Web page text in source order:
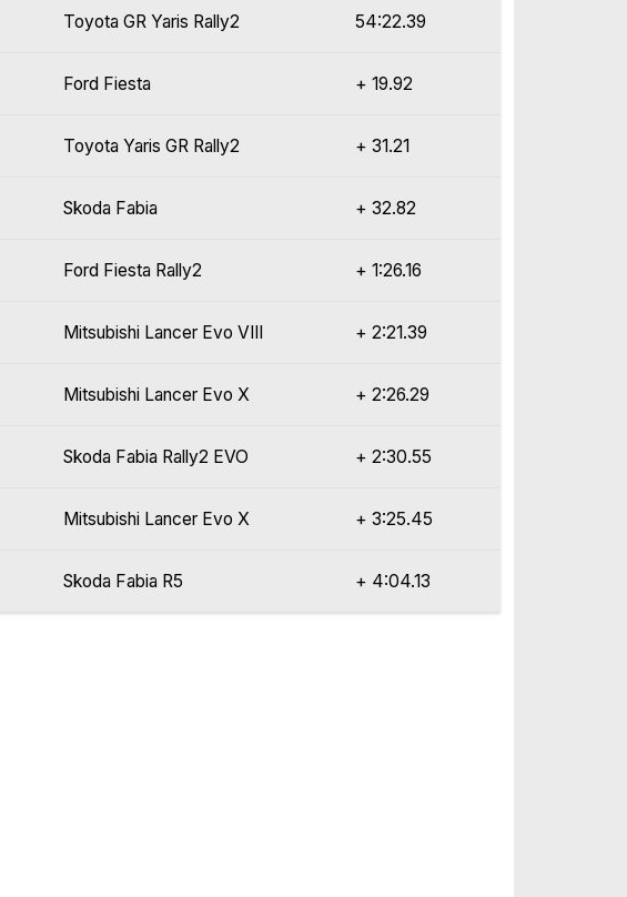
Toyota GR Yaris Rally2 54:22.39
Ford Fiesta + 19.92
Toyota Yaris GR Rally2 + 31.21
Skoda Fabia + 32.82
Ford Fiesta Rally2 + 1:26.16
Mitsubishi Lancer Evo VIII + 2:21.39
Mitsubishi Lancer Evo X + 2:26.29
Skoda Fabia Rally2 EVO + 2:30.55
Mitsubishi Lancer Evo X + 3:25.45
Skoda Fabia R5 + 4:04.13